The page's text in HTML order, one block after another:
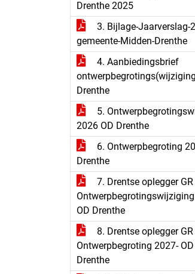
Drenthe 2025
3. Bijlage-Jaarverslag-
gemeente-Midden-Drenthe
4. Aanbiedingsbrief
Drenthe
5.
2026 OD Drenthe
6. Ontwerpbegroting
Drenthe
7. Drentse oplegger GR
OD Drenthe
8. Drentse oplegger GR
Ontwerpbegroting 2027- OD
Drenthe